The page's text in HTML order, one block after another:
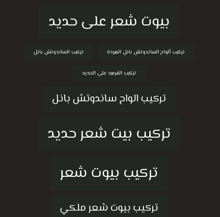
بيوت شعر على حديد
تركيب ألواح الساندوتش بانل المبردة تركيب الساندوتش بانل
تركيب القرميد على الحديد
تركيب الواح ساندوتش بانل
تركيب بيت شعر حديد
تركيب بيوت شعر
تركيب بيوت شعر ملكي